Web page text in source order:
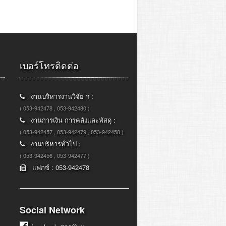
เบอร์โทรติดต่อ
งานบริหารงานวิจัย ฯ :
( 053-942478 , 053-942480 )
งานการเงิน การคลังและพัสดุ :
( 053-942457 , 053-942479 , 053-942458 )
งานบริหารทั่วไป :
( 053-942456 , 053-942477 )
แฟกซ์ : 053-942478
Social Network